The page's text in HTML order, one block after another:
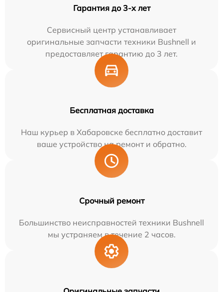
Гарантия до 3-х лет
Сервисный центр устанавливает
оригинальные запчасти техники Bushnell и
предоставляет гарантию до 3 лет.
Бесплатная доставка
Наш курьер в Хабаровске бесплатно доставит
ваше устройство на ремонт и обратно.
Срочный ремонт
Большинство неисправностей техники Bushnell
мы устраняем в течение 2 часов.